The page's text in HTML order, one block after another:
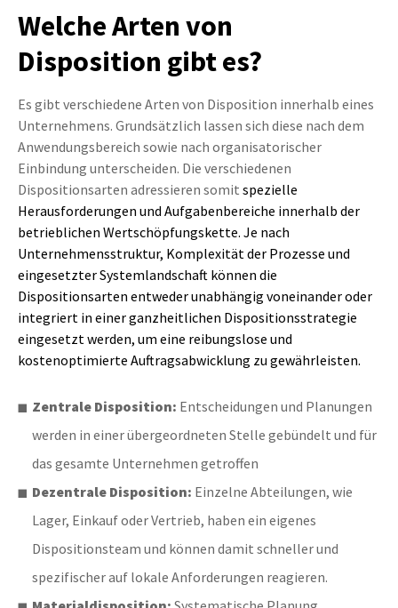
Welche Arten von
Disposition gibt es?
Es gibt verschiedene Arten von Disposition innerhalb eines
Unternehmens. Grundsätzlich lassen sich diese nach dem
Anwendungsbereich sowie nach organisatorischer
Einbindung unterscheiden. Die verschiedenen
Dispositionsarten adressieren somit spezielle
Herausforderungen und Aufgabenbereiche innerhalb der
betrieblichen Wertschöpfungskette. Je nach
Unternehmensstruktur, Komplexität der Prozesse und
eingesetzter Systemlandschaft können die
Dispositionsarten entweder unabhängig voneinander oder
integriert in einer ganzheitlichen Dispositionsstrategie
eingesetzt werden, um eine reibungslose und
kostenoptimierte Auftragsabwicklung zu gewährleisten.
Zentrale Disposition: Entscheidungen und Planungen
werden in einer übergeordneten Stelle gebündelt und für
das gesamte Unternehmen getroffen
Dezentrale Disposition: Einzelne Abteilungen, wie
Lager, Einkauf oder Vertrieb, haben ein eigenes
Dispositionsteam und können damit schneller und
spezifischer auf lokale Anforderungen reagieren.